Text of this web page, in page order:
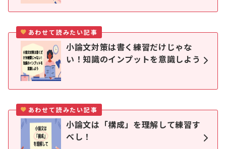
あわせて読みたい記事
小論文対策は書く練習だけじゃな
い！知識のインプットを意識しよう
あわせて読みたい記事
小論文は「構成」を理解して練習す
べし！